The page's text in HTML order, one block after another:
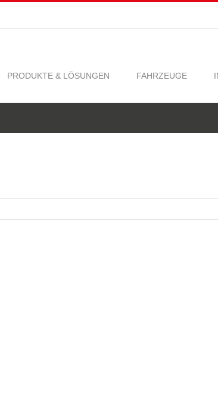
PRODUKTE & LÖSUNGEN FAHRZEUGE